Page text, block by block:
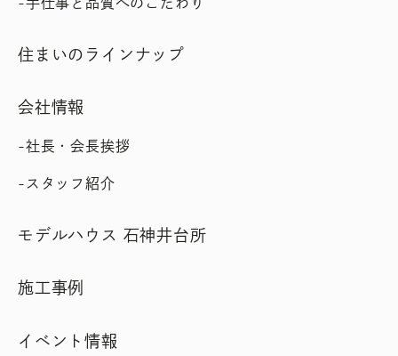
手仕事と品質へのこだわり
住まいのラインナップ
会社情報
社長・会長挨拶
スタッフ紹介
モデルハウス 石神井台所
施工事例
イベント情報